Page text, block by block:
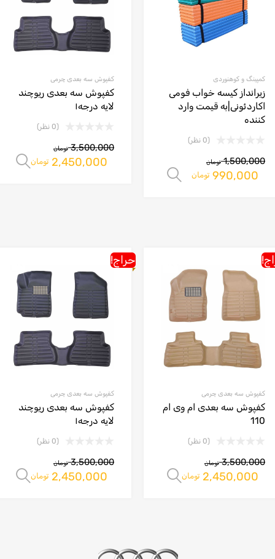
کمپینگ و کوهنوردی
زیرانداز کیسه خواب فومی
اکاردئونی|به قیمت وارد
کننده
(0 نظر)
1,500,000 تومان
990,000 تومان
کفپوش سه بعدی چرمی
کفپوش سه بعدی ریوچند
لایه درجه۱
(0 نظر)
3,500,000 تومان
2,450,000 تومان
کفپوش سه بعدی چرمی
کفپوش سه بعدی ام وی ام
110
(0 نظر)
3,500,000 تومان
2,450,000 تومان انتخاب گزینه ها
حراج!
کفپوش سه بعدی چرمی
کفپوش سه بعدی ریوچند
لایه درجه۱
(0 نظر)
3,500,000 تومان
2,450,000 تومان